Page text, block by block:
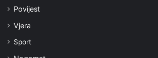
Povijest
Vjera
Sport